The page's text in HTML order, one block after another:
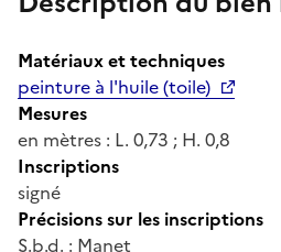
Matériaux et techniques
peinture à l'huile (toile)
Mesures
en mètres : L. 0,73 ; H. 0,8
Inscriptions
signé
Précisions sur les inscriptions
S.b.d. : Manet